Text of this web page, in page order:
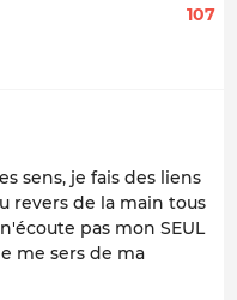
107
sens, je fais des liens
revers de la main tous
pas mon SEUL
me sers de ma